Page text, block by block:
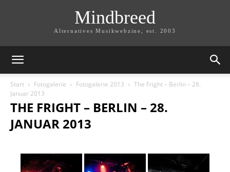
Mindbreed
Alternatives Musikwebzine, est. 2003
Start Fotogalerie Fotogalerie 2013
The Fright – Berlin – 28.
Januar 2013
THE FRIGHT – BERLIN – 28.
JANUAR 2013